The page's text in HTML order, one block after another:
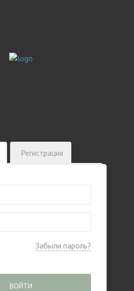
Регистрация
Забыли пароль?
ВОЙТИ